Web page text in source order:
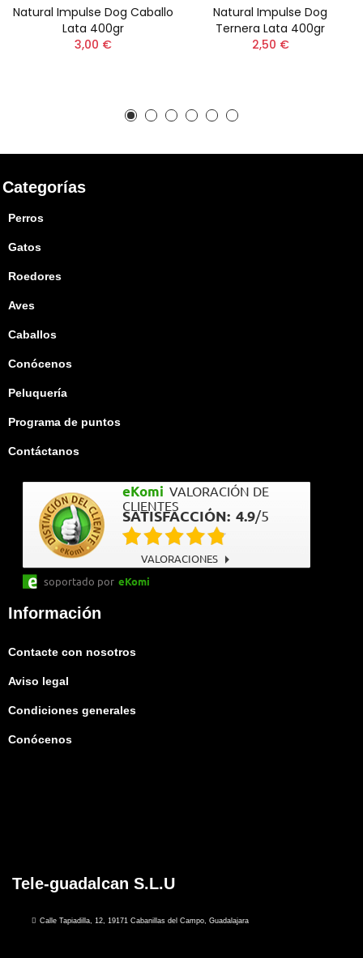
Natural Impulse Dog Caballo
Lata 400gr
3,00 €
Natural Impulse Dog
Ternera Lata 400gr
2,50 €
Categorías
Perros
Gatos
Roedores
Aves
Caballos
Conócenos
Peluquería
Programa de puntos
Contáctanos
eKomi VALORACIÓN DE
CLIENTES
SATISFACCIÓN: 4.9/5
VALORACIONES
soportado por eKomi
Información
Contacte con nosotros
Aviso legal
Condiciones generales
Conócenos
Tele-guadalcan S.L.U
Calle Tapiadilla, 12, 19171 Cabanillas del Campo, Guadalajara